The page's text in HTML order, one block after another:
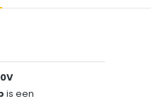
is een